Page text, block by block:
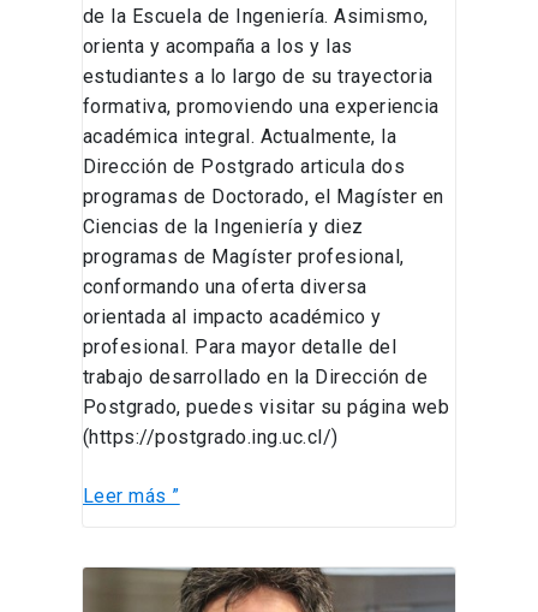
de la Escuela de Ingeniería. Asimismo,
orienta y acompaña a los y las
estudiantes a lo largo de su trayectoria
formativa, promoviendo una experiencia
académica integral. Actualmente, la
Dirección de Postgrado articula dos
programas de Doctorado, el Magíster en
Ciencias de la Ingeniería y diez
programas de Magíster profesional,
conformando una oferta diversa
orientada al impacto académico y
profesional. Para mayor detalle del
trabajo desarrollado en la Dirección de
Postgrado, puedes visitar su página web
(https://postgrado.ing.uc.cl/)
Leer más ”